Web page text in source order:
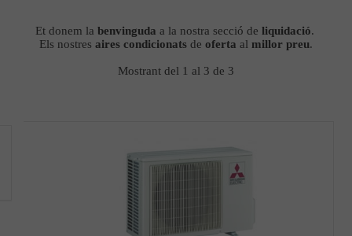
Et donem la benvinguda a la nostra secció de liquidació.
Els nostres aires condicionats de oferta al millor preu.
Mostrant del 1 al 3 de 3